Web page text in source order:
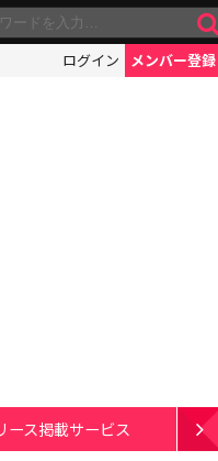
ログイン メンバー登録
ース掲載サービス